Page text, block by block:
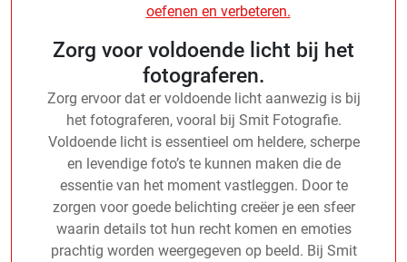
oefenen en verbeteren.
Zorg voor voldoende licht bij het
fotograferen.
Zorg ervoor dat er voldoende licht aanwezig is bij
het fotograferen, vooral bij Smit Fotografie.
Voldoende licht is essentieel om heldere, scherpe
en levendige foto’s te kunnen maken die de
essentie van het moment vastleggen. Door te
zorgen voor goede belichting creëer je een sfeer
waarin details tot hun recht komen en emoties
prachtig worden weergegeven op beeld. Bij Smit